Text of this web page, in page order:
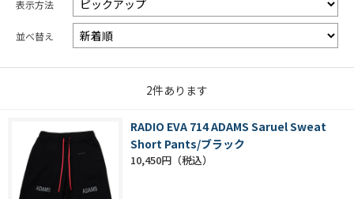
表示方法
並べ替え
2件あります
RADIO EVA 714 ADAMS Saruel Sweat
Short Pants/ブラック
10,450円